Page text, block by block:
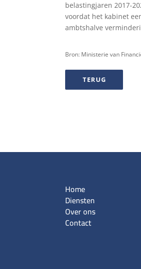
belastingjaren 2017-
voordat het kabinet
ambtshalve
Bron: Ministerie van
TERUG
Home
Diensten
Over ons
Contact